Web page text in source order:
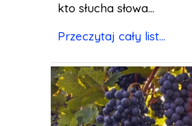
kto słucha słowa...
Przeczytaj cały list...